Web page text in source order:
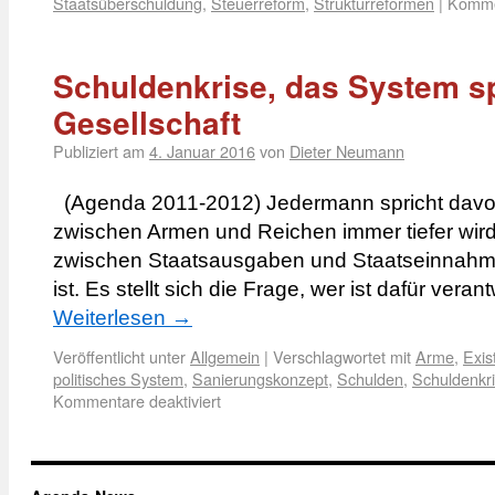
Schuldenkrise, das System
Gesellschaft
Publiziert am 4. Januar 2016von Dieter Neumann
(Agenda 2011-2012) Jedermann spricht
zwischen Armen und Reichen immer tiefer
zwischen Staatsausgaben und
ist. Es stellt sich die Frage, wer ist dafür
Weiterlesen →
Veröffentlicht unterAllgemein | Verschlagwortet mitArme,
politisches System, Sanierungskonzept, Schulden,
Kommentare deaktiviert